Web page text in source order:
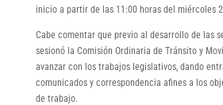
inicio a partir de las 11:00 horas del miércoles
Cabe comentar que previo al desarrollo de las
sesionó la Comisión Ordinaria de Tránsito y
avanzar con los trabajos legislativos, dando
comunicados y correspondencia afines a los
de trabajo.